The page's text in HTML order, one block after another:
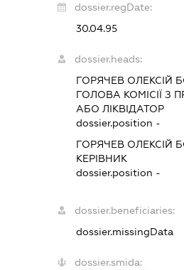
dossier.regDate:
30.04.95
dossier.heads:
ГОРЯЧЕВ ОЛЕКСІЙ
ГОЛОВА КОМІСІЇ З
АБО ЛІКВІДАТОР
dossier.position -
ГОРЯЧЕВ ОЛЕКСІЙ
КЕРІВНИК
dossier.position -
dossier.beneficiaries:
dossier.missingData
dossier.smida: